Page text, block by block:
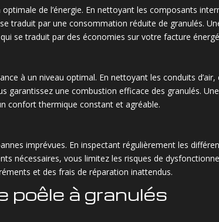
de l’énergie. En nettoyant les composants
traduit par une consommation réduite de granulés.
se traduit par des économies sur votre facture
à un niveau optimal. En nettoyant les conduits
garantissez une combustion efficace des granulés.
confort thermique constant et agréable.
imprévues. En inspectant régulièrement les
nécessaires, vous limitez les risques de
et des frais de réparation inattendus.
poêle à granulés